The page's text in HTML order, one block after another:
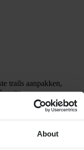
About
trails aanpakken,
technologie.
duurzaamheid,